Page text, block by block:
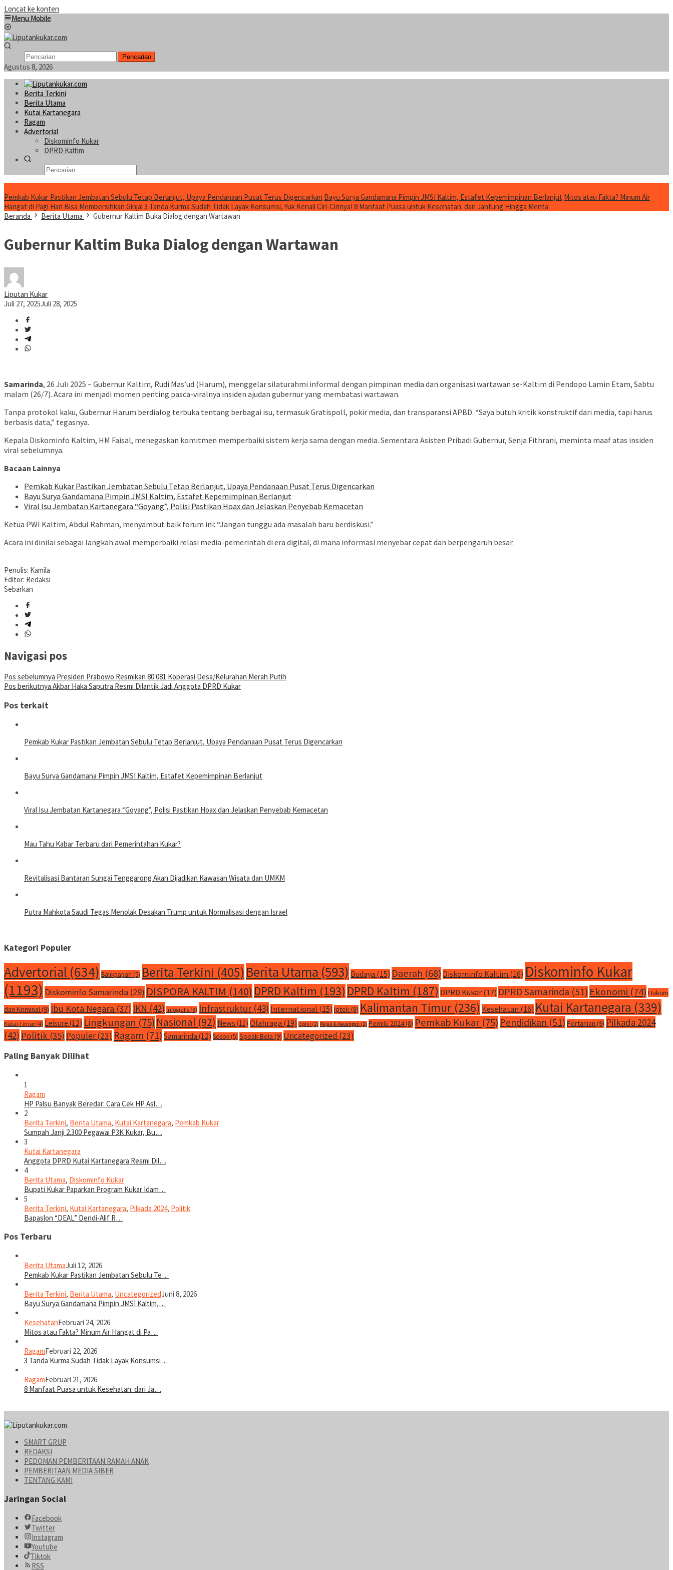
Loncat ke konten
Menu Mobile
Pencarian
Agustus 8, 2026
Berita Terkini
Berita Utama
Kutai Kartanegara
Ragam
Advertorial
Diskominfo Kukar
DPRD Kaltim
Pemkab Kukar Pastikan Jembatan Sebulu Tetap Berlanjut, Upaya Pendanaan Pusat Terus Digencarkan Bayu Surya Gandamana Pimpin JMSI Kaltim, Estafet Kepemimpinan Berlanjut Mitos atau Fakta? Minum Air
Hangat di Pagi Hari Bisa Membersihkan Ginjal3 Tanda Kurma Sudah Tidak Layak Konsumsi, Yuk Kenali Ciri-Cirinya! 8 Manfaat Puasa untuk Kesehatan: dari Jantung Hingga Menta
Beranda
Berita Utama Gubernur Kaltim Buka Dialog dengan Wartawan
Gubernur Kaltim Buka Dialog dengan Wartawan
Liputan Kukar
Juli 27, 2025Juli 28, 2025
Samarinda, 26 Juli 2025 – Gubernur Kaltim, Rudi Mas’ud (Harum), menggelar silaturahmi informal dengan pimpinan media dan organisasi wartawan se-Kaltim di Pendopo Lamin Etam, Sabtu
malam (26/7). Acara ini menjadi momen penting pasca-viralnya insiden ajudan gubernur yang membatasi wartawan.
Tanpa protokol kaku, Gubernur Harum berdialog terbuka tentang berbagai isu, termasuk Gratispoll, pokir media, dan transparansi APBD. “Saya butuh kritik konstruktif dari media, tapi harus
berbasis data,” tegasnya.
Kepala Diskominfo Kaltim, HM Faisal, menegaskan komitmen memperbaiki sistem kerja sama dengan media. Sementara Asisten Pribadi Gubernur, Senja Fithrani, meminta maaf atas insiden
viral sebelumnya.
Bacaan Lainnya
Pemkab Kukar Pastikan Jembatan Sebulu Tetap Berlanjut, Upaya Pendanaan Pusat Terus Digencarkan
Bayu Surya Gandamana Pimpin JMSI Kaltim, Estafet Kepemimpinan Berlanjut
Viral Isu Jembatan Kartanegara “Goyang”, Polisi Pastikan Hoax dan Jelaskan Penyebab Kemacetan
Ketua PWI Kaltim, Abdul Rahman, menyambut baik forum ini: “Jangan tunggu ada masalah baru berdiskusi.”
Acara ini dinilai sebagai langkah awal memperbaiki relasi media-pemerintah di era digital, di mana informasi menyebar cepat dan berpengaruh besar.
Penulis: Kamila
Editor: Redaksi
Sebarkan
Navigasi pos
Pos sebelumnya Presiden Prabowo Resmikan 80.081 Koperasi Desa/Kelurahan Merah Putih
Pos berikutnya Akbar Haka Saputra Resmi Dilantik Jadi Anggota DPRD Kukar
Pos terkait
Pemkab Kukar Pastikan Jembatan Sebulu Tetap Berlanjut, Upaya Pendanaan Pusat Terus Digencarkan
Bayu Surya Gandamana Pimpin JMSI Kaltim, Estafet Kepemimpinan Berlanjut
Viral Isu Jembatan Kartanegara “Goyang”, Polisi Pastikan Hoax dan Jelaskan Penyebab Kemacetan
Mau Tahu Kabar Terbaru dari Pemerintahan Kukar?
Revitalisasi Bantaran Sungai Tenggarong Akan Dijadikan Kawasan Wisata dan UMKM
Putra Mahkota Saudi Tegas Menolak Desakan Trump untuk Normalisasi dengan Israel
Kategori Populer
Advertorial (634) Balikpapan (5) Berita Terkini (405)Berita Utama (593) Budaya (15) Daerah (68) Diskominfo Kaltim (16) Diskominfo Kukar
(1193) Diskominfo Samarinda (29) DISPORA KALTIM (140) DPRD Kaltim (193) DPRD Kaltim (187) DPRD Kukar (17) DPRD Samarinda (51) Ekonomi (74) Hukum
dan Kriminal(9) Ibu Kota Negara (37) IKN (42) Infografis (3) Infrastruktur (43) International (15) Iptek(8) Kalimantan Timur (236) Kesehatan (16) Kutai Kartanegara (339)
Kutai Timur (4) Leisure (12) Lingkungan (75) Nasional (92) News (11) Olahraga (19) Opini (2) Pajak & Keuangan (2) Pemilu 2024(8) Pemkab Kukar (75) Pendidikan (51) Pertanian (9) Pilkada 2024
(42) Politik (35) Populer(23) Ragam (71) Samarinda (12) Sosok(5) Speak Bola (9) Uncategorized (23)
Paling Banyak Dilihat
1
Ragam
HP Palsu Banyak Beredar: Cara Cek HP Asl…
2
Berita Terkini, Berita Utama, Kutai Kartanegara, Pemkab Kukar
Sumpah Janji 2.300 Pegawai P3K Kukar, Bu…
3
Kutai Kartanegara
Anggota DPRD Kutai Kartanegara Resmi Dil…
4
Berita Utama, Diskominfo Kukar
Bupati Kukar Paparkan Program Kukar Idam…
5
Berita Terkini, Kutai Kartanegara, Pilkada 2024, Politik
Bapaslon “DEAL” Dendi-Alif R…
Pos Terbaru
Berita UtamaJuli 12, 2026
Pemkab Kukar Pastikan Jembatan Sebulu Te…
Berita Terkini, Berita Utama, UncategorizedJuni 8, 2026
Bayu Surya Gandamana Pimpin JMSI Kaltim,…
KesehatanFebruari 24, 2026
Mitos atau Fakta? Minum Air Hangat di Pa…
RagamFebruari 22, 2026
3 Tanda Kurma Sudah Tidak Layak Konsumsi…
RagamFebruari 21, 2026
8 Manfaat Puasa untuk Kesehatan: dari Ja…
SMART GRUP
REDAKSI
PEDOMAN PEMBERITAAN RAMAH ANAK
PEMBERITAAN MEDIA SIBER
TENTANG KAMI
Jaringan Social
Facebook
Twitter
Instagram
Youtube
Tiktok
RSS